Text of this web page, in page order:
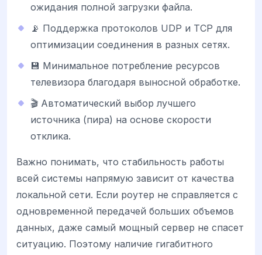
ожидания полной загрузки файла.
📡 Поддержка протоколов UDP и TCP для
оптимизации соединения в разных сетях.
💾 Минимальное потребление ресурсов
телевизора благодаря выносной обработке.
🎬 Автоматический выбор лучшего
источника (пира) на основе скорости
отклика.
Важно понимать, что стабильность работы
всей системы напрямую зависит от качества
локальной сети. Если роутер не справляется с
одновременной передачей больших объемов
данных, даже самый мощный сервер не спасет
ситуацию. Поэтому наличие гигабитного